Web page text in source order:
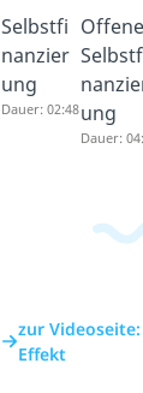
Selbstfi
nanzier
ung
Dauer: 02:48
Offene
ung
Dauer:
zur
Effekt